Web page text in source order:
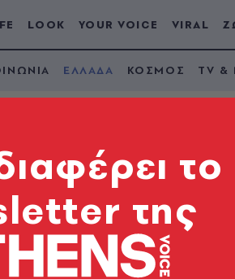
LOOK YOUR VOICE VIRAL
ΕΛΛΑΔΑ ΚΟΣΜΟΣ TV &
στην
το
της